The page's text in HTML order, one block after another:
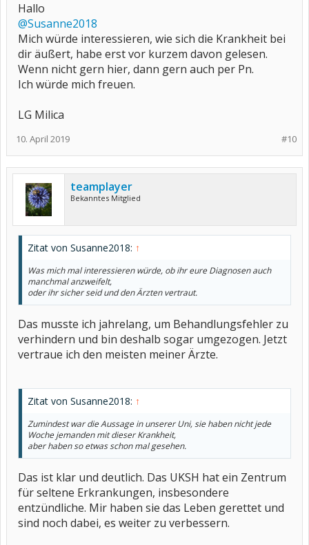
Hallo
@Susanne2018
Mich würde interessieren, wie sich die Krankheit bei
dir äußert, habe erst vor kurzem davon gelesen.
Wenn nicht gern hier, dann gern auch per Pn.
Ich würde mich freuen.
LG Milica
#10
10. April 2019
teamplayer
Bekanntes Mitglied
Zitat von Susanne2018: ↑
Was mich mal interessieren würde, ob ihr eure Diagnosen auch
manchmal anzweifelt,
oder ihr sicher seid und den Ärzten vertraut.
Das musste ich jahrelang, um Behandlungsfehler zu
verhindern und bin deshalb sogar umgezogen. Jetzt
vertraue ich den meisten meiner Ärzte.
Zitat von Susanne2018: ↑
Zumindest war die Aussage in unserer Uni, sie haben nicht jede
Woche jemanden mit dieser Krankheit,
aber haben so etwas schon mal gesehen.
Das ist klar und deutlich. Das UKSH hat ein Zentrum
für seltene Erkrankungen, insbesondere
entzündliche. Mir haben sie das Leben gerettet und
sind noch dabei, es weiter zu verbessern.